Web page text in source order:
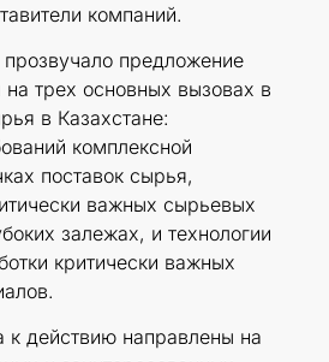
компаний.
предложение
на трех основных вызовах в
в Казахстане:
комплексной
поставок сырья,
важных сырьевых
залежах, и технологии
критически важных
к действию направлены на